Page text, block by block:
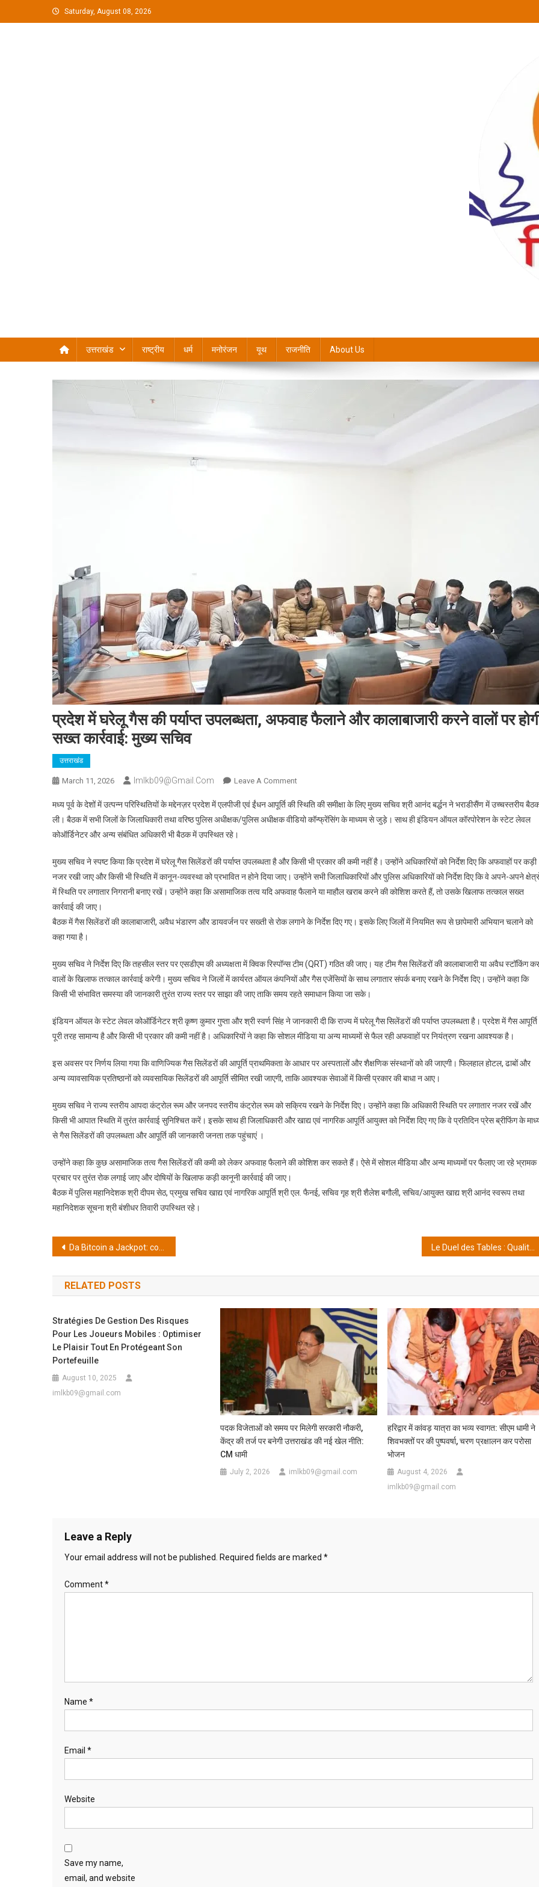
to
Saturday, August 08, 2026
उत्तराखंड राष्ट्रीय धर्म मनोरंजन यूथ राजनीति About Us
प्रदेश में घरेलू गैस की पर्याप्त उपलब्धता, अफवाह फैलाने और कालाबाजारी करने वालों पर
सख्त कार्रवाई: मुख्य सचिव
उत्तराखंड
March 11, 2026 Imlkb09@gmail.com Leave A CommentOn
में
घरेलू
पर्याप्त
उपलब्धता,
अफवाह
और
वालों
पर
होगी
कार्रवाई:
मुख्य
मध्य पूर्व के देशों में उत्पन्न परिस्थितियों के मद्देनज़र प्रदेश में एलपीजी एवं ईंधन आपूर्ति की स्थिति की समीक्षा के लिए मुख्य सचिव श्री आनंद बर्द्धन ने भराडीसैंण में उच्चस्तरीय
ली। बैठक में सभी जिलों के जिलाधिकारी तथा वरिष्ठ पुलिस अधीक्षक/पुलिस अधीक्षक वीडियो कॉन्फ्रेंसिंग के माध्यम से जुड़े। साथ ही इंडियन ऑयल कॉरपोरेशन के स्टेट लेवल
कोऑर्डिनेटर और अन्य संबंधित अधिकारी भी बैठक में उपस्थित रहे।
मुख्य सचिव ने स्पष्ट किया कि प्रदेश में घरेलू गैस सिलेंडरों की पर्याप्त उपलब्धता है और किसी भी प्रकार की कमी नहीं है। उन्होंने अधिकारियों को निर्देश दिए कि अफवाहों पर कड़ी
नजर रखी जाए और किसी भी स्थिति में कानून-व्यवस्था को प्रभावित न होने दिया जाए। उन्होंने सभी जिलाधिकारियों और पुलिस अधिकारियों को निर्देश दिए कि वे अपने-अपने
में स्थिति पर लगातार निगरानी बनाए रखें। उन्होंने कहा कि असामाजिक तत्व यदि अफवाह फैलाने या माहौल खराब करने की कोशिश करते हैं, तो उसके खिलाफ तत्काल सख्त
कार्रवाई की जाए।
बैठक में गैस सिलेंडरों की कालाबाजारी, अवैध भंडारण और डायवर्जन पर सख्ती से रोक लगाने के निर्देश दिए गए। इसके लिए जिलों में नियमित रूप से छापेमारी अभियान चलाने को
कहा गया है।
मुख्य सचिव ने निर्देश दिए कि तहसील स्तर पर एसडीएम की अध्यक्षता में क्विक रिस्पॉन्स टीम (QRT) गठित की जाए। यह टीम गैस सिलेंडरों की कालाबाजारी या अवैध स्टॉकिंग
वालों के खिलाफ तत्काल कार्रवाई करेगी। मुख्य सचिव ने जिलों में कार्यरत ऑयल कंपनियों और गैस एजेंसियों के साथ लगातार संपर्क बनाए रखने के निर्देश दिए। उन्होंने कहा कि
किसी भी संभावित समस्या की जानकारी तुरंत राज्य स्तर पर साझा की जाए ताकि समय रहते समाधान किया जा सके।
इंडियन ऑयल के स्टेट लेवल कोऑर्डिनेटर श्री कृष्ण कुमार गुप्ता और श्री स्वर्ण सिंह ने जानकारी दी कि राज्य में घरेलू गैस सिलेंडरों की पर्याप्त उपलब्धता है। प्रदेश में गैस आपूर्ति
पूरी तरह सामान्य है और किसी भी प्रकार की कमी नहीं है। अधिकारियों ने कहा कि सोशल मीडिया या अन्य माध्यमों से फैल रही अफवाहों पर नियंत्रण रखना आवश्यक है।
इस अवसर पर निर्णय लिया गया कि वाणिज्यिक गैस सिलेंडरों की आपूर्ति प्राथमिकता के आधार पर अस्पतालों और शैक्षणिक संस्थानों को की जाएगी। फिलहाल होटल, ढाबों और
अन्य व्यावसायिक प्रतिष्ठानों को व्यवसायिक सिलेंडरों की आपूर्ति सीमित रखी जाएगी, ताकि आवश्यक सेवाओं में किसी प्रकार की बाधा न आए।
मुख्य सचिव ने राज्य स्तरीय आपदा कंट्रोल रूम और जनपद स्तरीय कंट्रोल रूम को सक्रिय रखने के निर्देश दिए। उन्होंने कहा कि अधिकारी स्थिति पर लगातार नजर रखें और
किसी भी आपात स्थिति में तुरंत कार्रवाई सुनिश्चित करें। इसके साथ ही जिलाधिकारी और खाद्य एवं नागरिक आपूर्ति आयुक्त को निर्देश दिए गए कि वे प्रतिदिन प्रेस ब्रीफिंग के
से गैस सिलेंडरों की उपलब्धता और आपूर्ति की जानकारी जनता तक पहुंचाएं ।
उन्होंने कहा कि कुछ असामाजिक तत्व गैस सिलेंडरों की कमी को लेकर अफवाह फैलाने की कोशिश कर सकते हैं। ऐसे में सोशल मीडिया और अन्य माध्यमों पर फैलाए जा रहे भ्रामक
प्रचार पर तुरंत रोक लगाई जाए और दोषियों के खिलाफ कड़ी कानूनी कार्रवाई की जाए।
बैठक में पुलिस महानिदेशक श्री दीपम सेठ, प्रमुख सचिव खाद्य एवं नागरिक आपूर्ति श्री एल. फैनई, सचिव गृह श्री शैलेश बगौली, सचिव/आयुक्त खाद्य श्री आनंद स्वरूप तथा
महानिदेशक सूचना श्री बंशीधर तिवारी उपस्थित रहे।
Post
navigation
Da Bitcoin a Jackpot: come la conformità normativa ha trasformato una piccola piattaforma cripto in una storia di successo nel mondo dei casinò online
RELATED POSTS
Stratégies De Gestion Des Risques
Pour Les Joueurs Mobiles : Optimiser
Le Plaisir Tout En Protégeant Son
Portefeuille
August 10, 2025
imlkb09@gmail.com
पदक विजेताओं को समय पर मिलेगी सरकारी नौकरी,
केंद्र की तर्ज पर बनेगी उत्तराखंड की नई खेल नीति:
CM धामी
July 2, 2026 imlkb09@gmail.com
हरिद्वार में कांवड़ यात्रा का भव्य स्वागत: सीएम धामी ने
शिवभक्तों पर की पुष्पवर्षा, चरण प्रक्षालन कर परोसा
भोजन
August 4, 2026
imlkb09@gmail.com
Leave a Reply
Your email address will not be published. Required fields are marked *
Comment*
Name *
Email *
Website
Save my name,
email, and website